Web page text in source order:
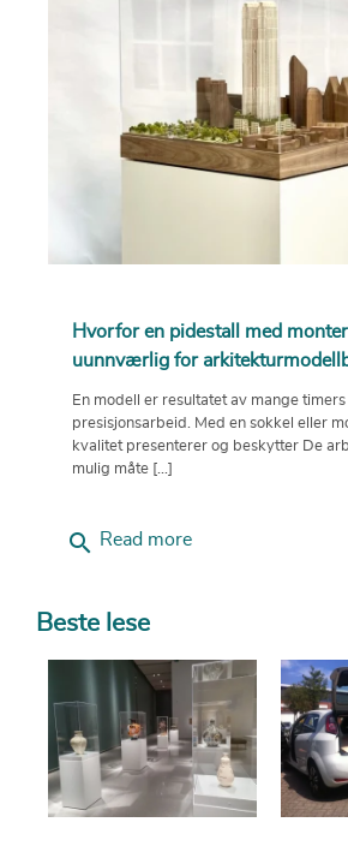
Hvorfor en pidestall med
uunnværlig for
En modell er resultatet av mange timers
presisjonsarbeid. Med en sokkel eller
kvalitet presenterer og beskytter De
mulig måte [...]
search Read more
Beste lese